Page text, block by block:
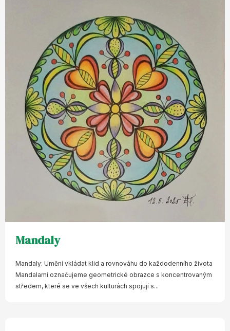
Mandaly
Mandaly: Umění vkládat klid a rovnováhu do každodenního života
Mandalami označujeme geometrické obrazce s koncentrovaným
středem, které se ve všech kulturách spojují s...